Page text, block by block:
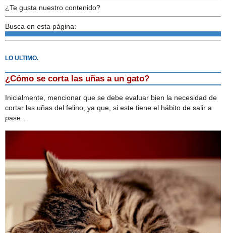
¿Te gusta nuestro contenido?
Busca en esta página:
LO ULTIMO.
¿Cómo se corta las uñas a un gato?
Inicialmente, mencionar que se debe evaluar bien la necesidad de
cortar las uñas del felino, ya que, si este tiene el hábito de salir a
pase...